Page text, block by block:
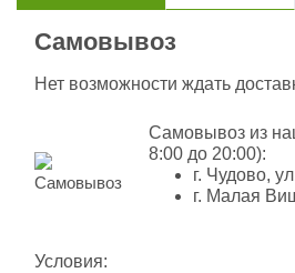
Самовывоз
Нет возможности ждать
Самовывоз из
8:00 до 20:00):
г. Чудово,
г. Малая
Условия: